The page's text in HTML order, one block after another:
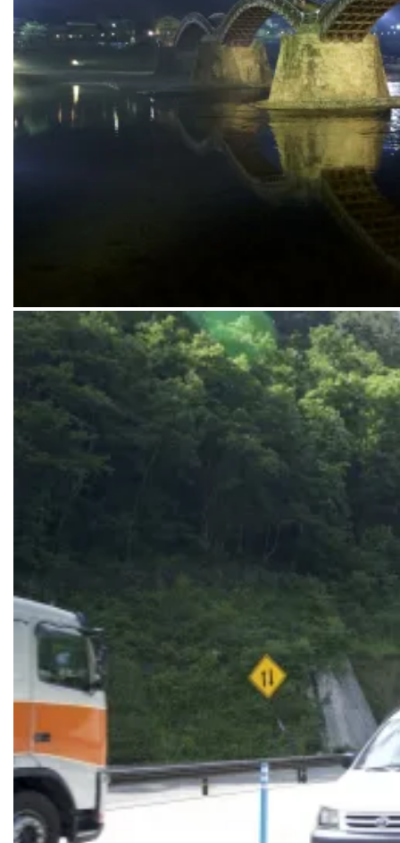
Kintaikyo brug in Iwakuni is een heel ander soort brug dan de vele
gekomen.
De Shimanami Kaido heeft prachtige fietspaden, ook op de
bruggen.